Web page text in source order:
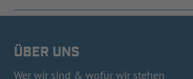
ÜBER UNS
Wer wir sind & wofür wir stehen